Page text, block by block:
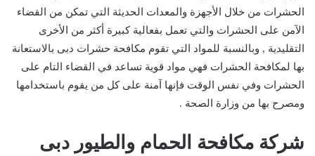
الحشرات من خلال الأجهزة والمعدات الحديثة التي تمكن من القضاء
الآمن على الحشرات والتي تعمل بفعالية كبيرة أكثر من الأخرى
التقليدية , وبالنسبة للمواد التي تقوم مكافحة حشرات دبى بالاستعانة
بها لمكافحة الحشرات فهي مواد قوية تساعد في القضاء التام على
الحشرات وفي نفس الوقت فإنها آمنة على كل من يقوم باستخدامها
ومصرح بها من وزارة الصحة .
شركة مكافحة الحمام والطيور دبى